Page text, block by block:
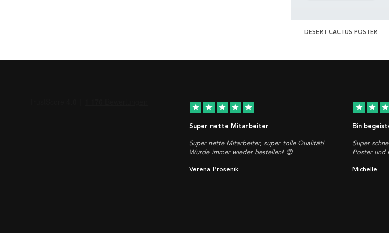
DESERT CACTUS POSTER
star star star star star
Super nette Mitarbeiter
Super nette Mitarbeiter, super tolle Qualität!
Würde immer wieder bestellen! 😍
Verena Prosenik
star star star
Bin
Super
Poster und
Michelle